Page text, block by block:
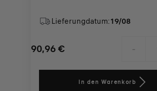
Lieferungdatum:19/08
90,96 €
Price
-
Quantity
In den Warenkorb